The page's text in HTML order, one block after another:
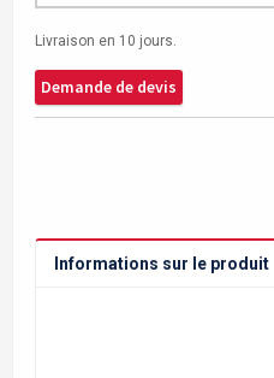
Livraison en 10 jours.
Demande de devis
Informations sur le produit